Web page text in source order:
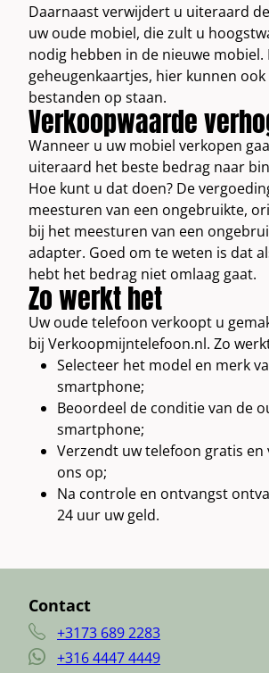
Daarnaast verwijdert u uiteraard
uw oude mobiel, die zult u
nodig hebben in de nieuwe mobiel.
geheugenkaartjes, hier kunnen
bestanden op staan.
Verkoopwaarde
Wanneer u uw mobiel verkopen
uiteraard het beste bedrag naar
Hoe kunt u dat doen? De
meesturen van een ongebruikte,
bij het meesturen van een
adapter. Goed om te weten is dat
hebt het bedrag niet omlaag gaat.
Zo werkt het
Uw oude telefoon verkoopt u
bij Verkoopmijntelefoon.nl. Zo
Selecteer het model en merk
smartphone;
Beoordeel de conditie van de
smartphone;
Verzendt uw telefoon gratis en
ons op;
Na controle en ontvangst
24 uur uw geld.
Contact
+3173 689 2283
+316 4447 4449